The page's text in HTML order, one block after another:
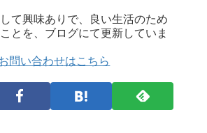
て興味ありで、良い生活のため
とを、ブログにて更新していま
問い合わせはこちら